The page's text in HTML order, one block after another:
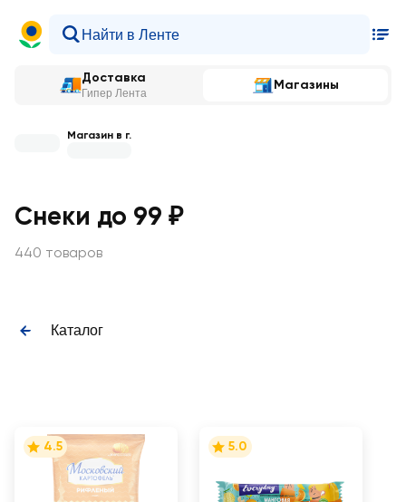
Доставка
Гипер Лента
Магазины
Магазин в г.
Снеки до 99 ₽
440 товаров
Каталог
4.5 5.0